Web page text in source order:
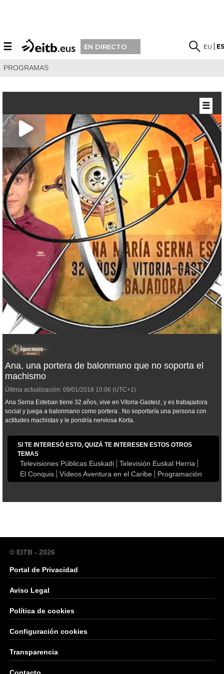
☰ EN DIRECTO EU
PROGRAMAS
Ana, una portera de balonmano que no soporta el
machismo
Última actualización: 09/01/2018 10:06 (UTC+1)
Ana Serna Esteban tiene 32 años, vive en Vitoria-Gasteiz, y es trabajadora
social y juega a balonmano como portera . No soportaría una persona con
actitudes machistas y le pondría nerviosa Korta.
SI TE INTERESÓ ESTO, QUIZÁ TE INTERESEN ESTOS OTROS
TEMAS
Televisiones Públicas Euskadi
Televisión Euskal Herria
El Conquis
Vídeos Aventura en el Caribe Programación
☰
© EITB - 2026
Portal de Privacidad
Aviso Legal
Política de cookies
Configuración cookies
Transparencia